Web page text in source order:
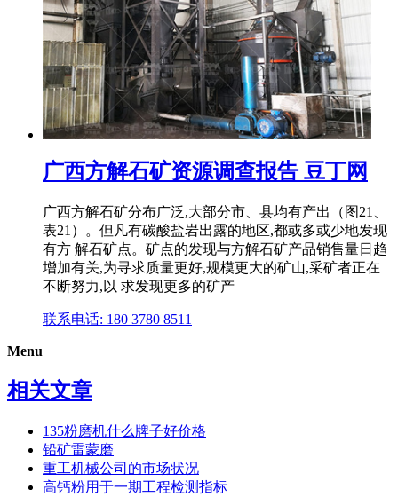
广西方解石矿资源调查报告 豆丁网
广西方解石矿分布广泛,大部分市、县均有产出（图21、
表21）。但凡有碳酸盐岩出露的地区,都或多或少地发现
有方 解石矿点。矿点的发现与方解石矿产品销售量日趋
增加有关,为寻求质量更好,规模更大的矿山,采矿者正在
不断努力,以 求发现更多的矿产
联系电话: 180 3780 8511
Menu
相关文章
135粉磨机什么牌子好价格
铅矿雷蒙磨
重工机械公司的市场状况
高钙粉用于一期工程检测指标